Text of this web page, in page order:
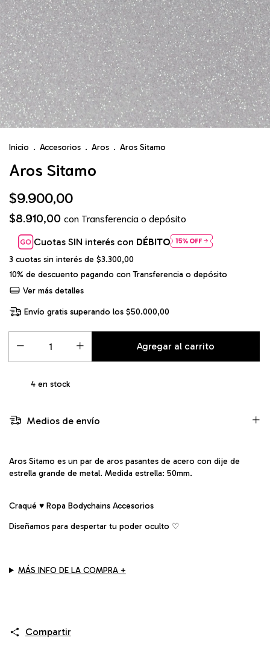
Inicio . Accesorios . Aros . Aros Sitamo
Aros Sitamo
$9.900,00
$8.910,00 con Transferencia o depósito
Cuotas SIN interés con DÉBITO
3 cuotas sin interés de $3.300,00
10% de descuento pagando con Transferencia o depósito
Ver más detalles
Envío gratis superando los$50.000,00
4 en stock
Medios de envío
Aros Sitamo es un par de aros pasantes de acero con dije de
estrella grande de metal. Medida estrella: 50mm.
Craqué ♥ Ropa Bodychains Accesorios
Diseñamos para despertar tu poder oculto ♡︎
MÁS INFO DE LA COMPRA +
Compartir